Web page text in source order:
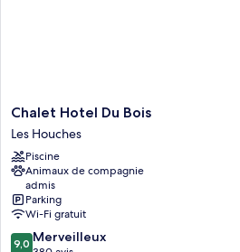
Chalet
Hotel
Du
Bois
Les
Houches
Chalet Hotel Du Bois
Les Houches
Piscine
Animaux de compagnie
admis
Parking
Wi-Fi gratuit
9.0
9,0 Merveilleux